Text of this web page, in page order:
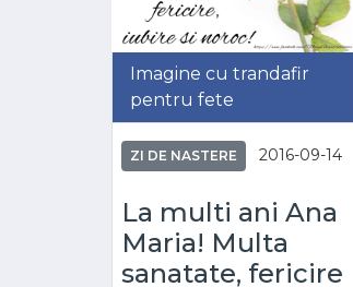
Imagine cu trandafir
pentru fete
ZI DE NASTERE 2016-09-14
La multi ani Ana
Maria! Multa
sanatate, fericire